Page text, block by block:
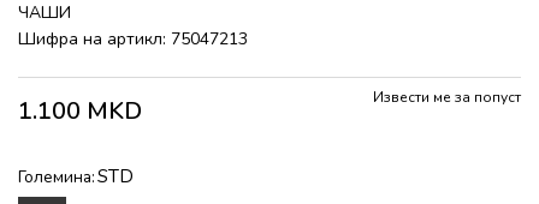
ЧАШИ
Шифра на артикл: 75047213
1.100 MKD Извести ме за попуст
Големина:STD